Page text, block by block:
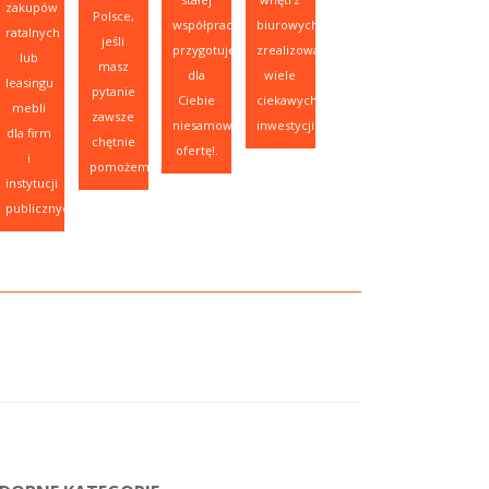
zakupów
ratalnych
lub
leasingu
mebli
dla firm
i
instytucji
publicznych.
Polsce,
jeśli
masz
pytanie
zawsze
chętnie
pomożemy.
współpracy,
przygotujemy
dla
Ciebie
niesamowitą
ofertę!.
biurowych,
zrealizowaliśmy
wiele
ciekawych
inwestycji.